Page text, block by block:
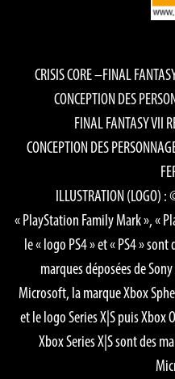
CRISIS CORE –FINAL
CONCEPTION DES
FINAL FANTASY VII
CONCEPTION DES
ILLUSTRATION (LOGO)
« PlayStation Family Mark », «
le « logo PS4 » et « PS4 »
marques déposées de
Microsoft, la marque Xbox
et le logo Series X|S puis Xbox
Xbox Series X|S sont des